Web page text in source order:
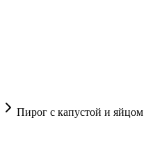
Пирог с капустой и яйцом